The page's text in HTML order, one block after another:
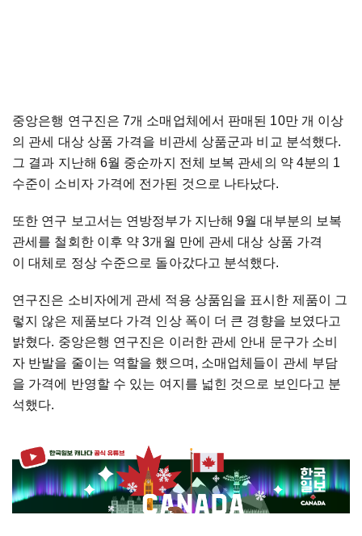
중앙은행 연구진은 7개 소매업체에서 판매된 10만 개 이상
의 관세 대상 상품 가격을 비관세 상품군과 비교 분석했다.
그 결과 지난해 6월 중순까지 전체 보복 관세의 약 4분의 1
수준이 소비자 가격에 전가된 것으로 나타났다.
또한 연구 보고서는 연방정부가 지난해 9월 대부분의 보복
관세를 철회한 이후 약 3개월 만에 관세 대상 상품 가격
이 대체로 정상 수준으로 돌아갔다고 분석했다.
연구진은 소비자에게 관세 적용 상품임을 표시한 제품이 그
렇지 않은 제품보다 가격 인상 폭이 더 큰 경향을 보였다고
밝혔다. 중앙은행 연구진은 이러한 관세 안내 문구가 소비
자 반발을 줄이는 역할을 했으며, 소매업체들이 관세 부담
을 가격에 반영할 수 있는 여지를 넓힌 것으로 보인다고 분
석했다.